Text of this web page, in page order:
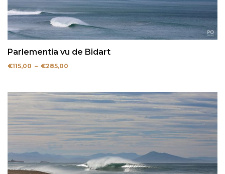
Parlementia vu de Bidart
€115,00 – €285,00
à
€285,00